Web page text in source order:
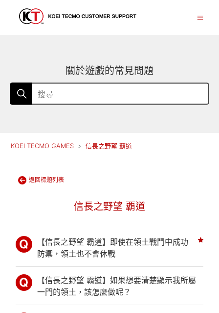
關於遊戲的常見問題
KOEI TECMO GAMES 信長之野望 覇道
返回標題列表
信長之野望 覇道
【信長之野望 霸道】即使在領土戰鬥中成功
防禦，領土也不會休戰
【信長之野望 霸道】如果想要清楚顯示我所屬
一門的領土，該怎麼做呢？